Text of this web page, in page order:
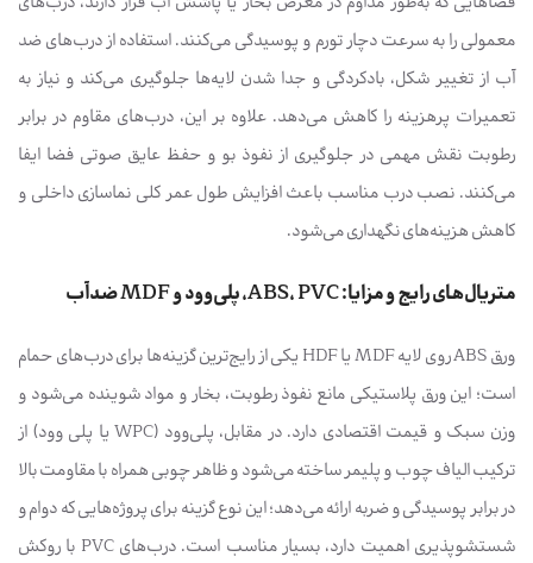
معمولی را به سرعت دچار تورم و پوسیدگی می‌کنند. استفاده از درب‌های ضد
آب از تغییر شکل، بادکردگی و جدا شدن لایه‌ها جلوگیری می‌کند و نیاز به
تعمیرات پرهزینه را کاهش می‌دهد. علاوه بر این، درب‌های مقاوم در برابر
رطوبت نقش مهمی در جلوگیری از نفوذ بو و حفظ عایق صوتی فضا ایفا
می‌کنند. نصب درب مناسب باعث افزایش طول عمر کلی نماسازی داخلی و
کاهش هزینه‌های نگهداری می‌شود.
متریال‌های رایج و مزایا: ABS، PVC، پلی‌وود و MDF ضدآب
ورق ABS روی لایه MDF یا HDF یکی از رایج‌ترین گزینه‌ها برای درب‌های حمام
است؛ این ورق پلاستیکی مانع نفوذ رطوبت، بخار و مواد شوینده می‌شود و
وزن سبک و قیمت اقتصادی دارد. در مقابل، پلی‌وود (WPC یا پلی وود) از
ترکیب الیاف چوب و پلیمر ساخته می‌شود و ظاهر چوبی همراه با مقاومت بالا
در برابر پوسیدگی و ضربه ارائه می‌دهد؛ این نوع گزینه برای پروژه‌هایی که دوام و
شستشوپذیری اهمیت دارد، بسیار مناسب است. درب‌های PVC با روکش